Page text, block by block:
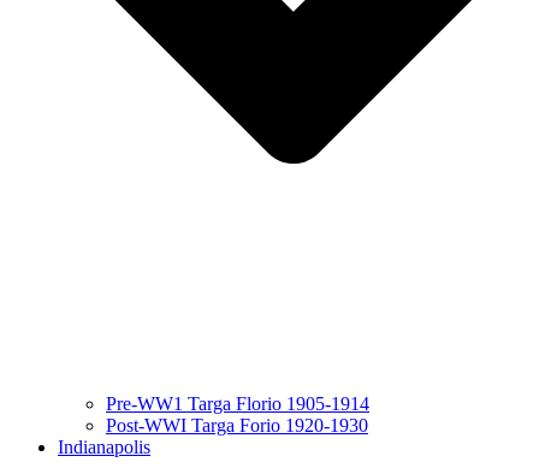
Pre-WW1 Targa Florio 1905-1914
Post-WWI Targa Forio 1920-1930
Indianapolis